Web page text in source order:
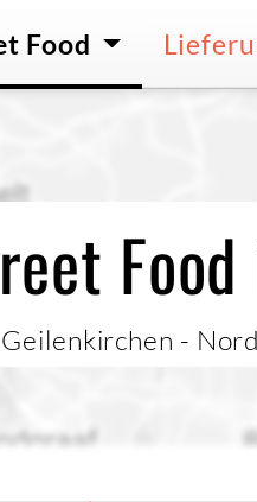
Food
-